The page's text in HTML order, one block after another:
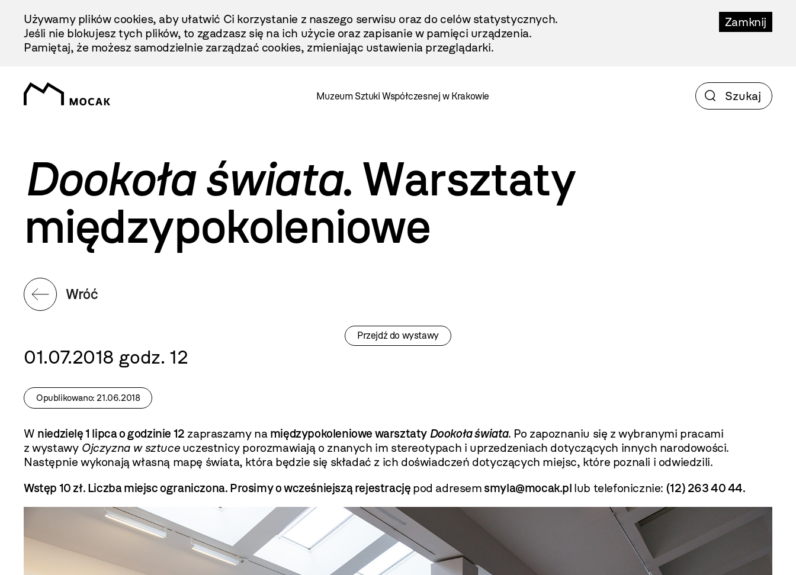
Treści
Zamknij
Używamy plików cookies, aby ułatwić Ci korzystanie z naszego serwisu oraz do celów statystycznych.
Jeśli nie blokujesz tych plików, to zgadzasz się na ich użycie oraz zapisanie w pamięci urządzenia.
Pamiętaj, że możesz samodzielnie zarządzać cookies, zmieniając ustawienia przeglądarki.
Muzeum Sztuki Współczesnej w Krakowie
Dookoła świata. Warsztaty
międzypokoleniowe
Wróć
Przejdź do wystawy
01.07.2018 godz. 12
Opublikowano: 21.06.2018
W niedzielę 1 lipca o godzinie 12 zapraszamy na międzypokoleniowe warsztaty Dookoła świata. Po zapoznaniu się z wybranymi pracami
z wystawy Ojczyzna w sztuceuczestnicy porozmawiają o znanych im stereotypach i uprzedzeniach dotyczących innych narodowości.
Następnie wykonają własną mapę świata, która będzie się składać z ich doświadczeń dotyczących miejsc, które poznali i odwiedzili.
Wstęp 10 zł. Liczba miejsc ograniczona. Prosimy o wcześniejszą rejestrację pod adresem smyla@mocak.pl lub telefonicznie: (12) 263 40 44.